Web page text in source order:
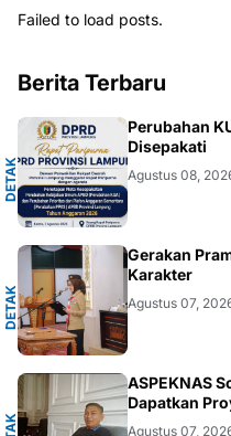
Failed to load posts.
Berita Terbaru
D
E
T
A
K
N
U
S
A
N
T
A
RA
Perubahan
Disepakati
Agustus 08,
D
E
T
A
K
N
U
S
A
N
T
A
RA
Gerakan
Karakter
Agustus 07,
A
ASPEKNAS
Dapatkan
Agustus 07,